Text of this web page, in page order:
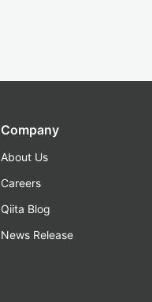
Company
About Us
Careers
Qiita Blog
News Release